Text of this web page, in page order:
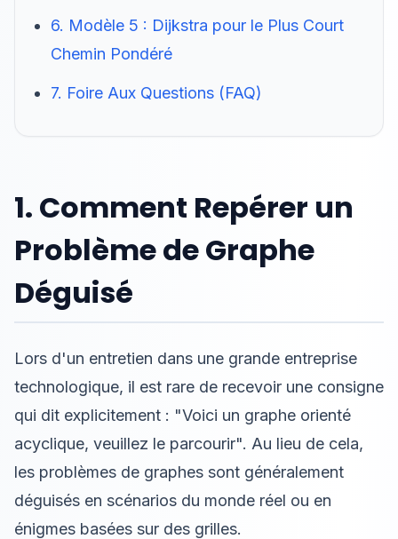
6. Modèle 5 : Dijkstra pour le Plus Court
Chemin Pondéré
7. Foire Aux Questions (FAQ)
1. Comment Repérer un
Problème de Graphe
Déguisé
Lors d'un entretien dans une grande entreprise
technologique, il est rare de recevoir une consigne
qui dit explicitement : "Voici un graphe orienté
acyclique, veuillez le parcourir". Au lieu de cela,
les problèmes de graphes sont généralement
déguisés en scénarios du monde réel ou en
énigmes basées sur des grilles.